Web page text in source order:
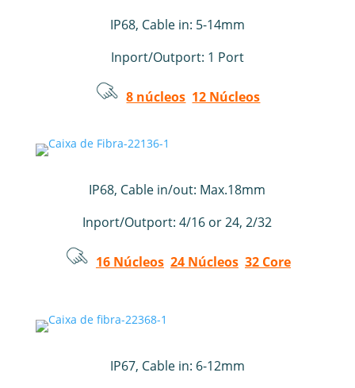
IP68, Cable in: 5-14mm
Inport/Outport: 1 Port
8 núcleos 12 Núcleos
IP68, Cable in/out: Max.18mm
Inport/Outport: 4/16 or 24, 2/32
16 Núcleos 24 Núcleos 32 Core
IP67, Cable in: 6-12mm